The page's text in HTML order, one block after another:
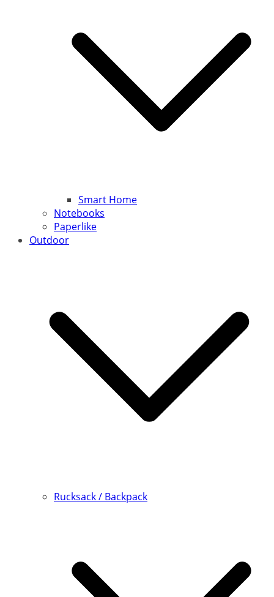
Smart Home
Notebooks
Paperlike
Outdoor
Rucksack / Backpack